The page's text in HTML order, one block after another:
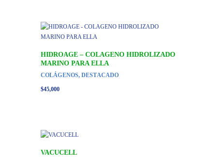
HIDROAGE – COLAGENO HIDROLIZADO
MARINO PARA ELLA
COLÁGENOS,DESTACADO
$45,000
VACUCELL